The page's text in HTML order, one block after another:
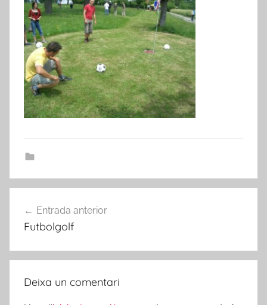
d'entrades
Entrada anterior
Futbolgolf
Deixa un comentari